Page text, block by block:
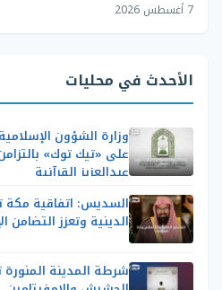
7 أغسطس 2026
الأحدث في محليات
وزارة الشؤون
على «تيك توك»
عبدالعزيز القرآنية
السديس: اتفاقية مكة
الدينية وتعزز التضامن
شرطة المدينة المنورة